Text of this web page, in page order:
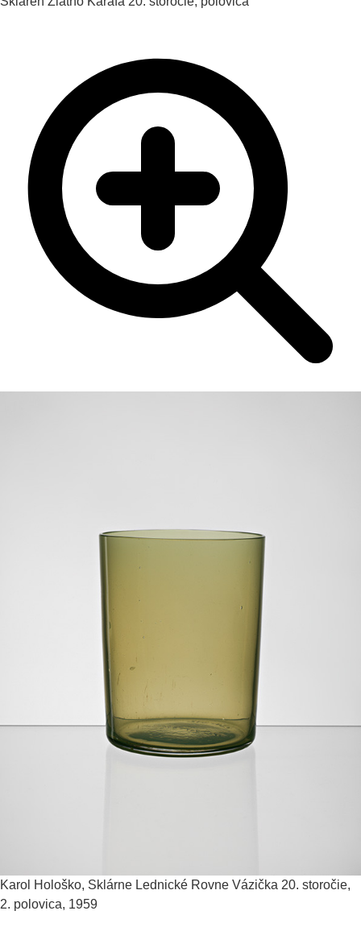
Karol Hološko, Sklárne Lednické Rovne Vázička 20. storočie,
2. polovica, 1959